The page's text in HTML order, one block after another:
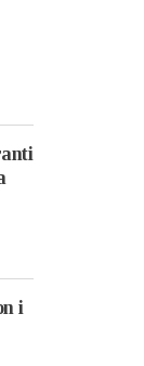
a vita e
delle
i